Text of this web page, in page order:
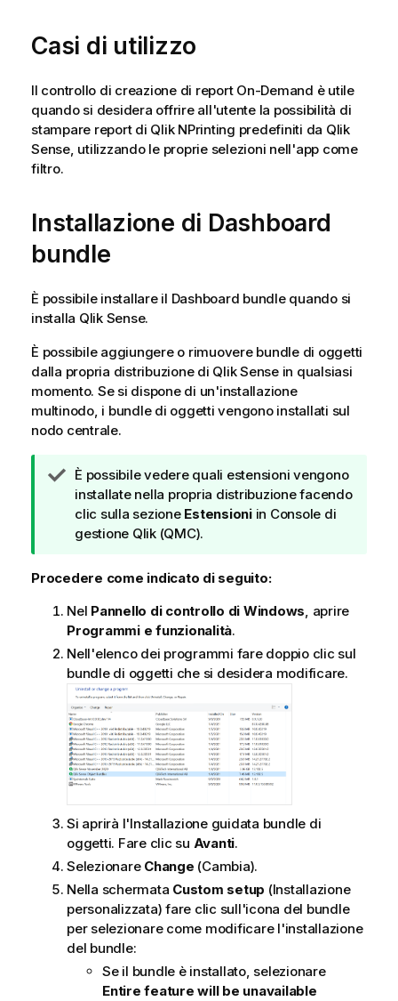
Casi di utilizzo
Il controllo di creazione di report On-Demand è utile
quando si desidera offrire all'utente la possibilità di
stampare report di Qlik NPrinting predefiniti da Qlik
Sense, utilizzando le proprie selezioni nell'app come
filtro.
Installazione di Dashboard
bundle
È possibile installare il Dashboard bundlequando si
installa Qlik Sense.
È possibile aggiungere o rimuovere bundle di oggetti
dalla propria distribuzione di Qlik Sensein qualsiasi
momento. Se si dispone di un'installazione
multinodo, i bundle di oggetti vengono installati sul
nodo centrale.
N
o
t
a
i
u
g
g
e
r
i
m
e
n
t
È possibile vedere quali estensioni vengono
installate nella propria distribuzione facendo
clic sulla sezione Estensioniin Console di
gestione Qlik(QMC).
Procedere come indicato di seguito:
Nel Pannello di controllo di Windows, aprire
Programmi e funzionalità.
Nell'elenco dei programmi fare doppio clic sul
bundle di oggetti che si desidera modificare.
Si aprirà l'Installazione guidata bundle di
oggetti. Fare clic su Avanti.
Selezionare Change (Cambia).
Nella schermata Custom setup (Installazione
personalizzata) fare clic sull'icona del bundle
per selezionare come modificare l'installazione
del bundle:
Se il bundle è installato, selezionare
Entire feature will be unavailable